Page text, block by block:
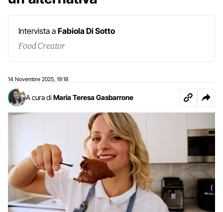
Intervista a Fabiola Di Sotto
Food Creator
14 Novembre 2025 19:18
A cura di Maria Teresa Gasbarrone